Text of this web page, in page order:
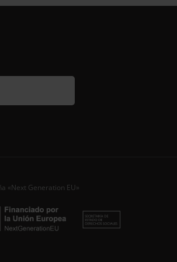
Si quieres recibir nuestra newsletter
información, no dejes de completar
Al instante, te daremos de alta en
datos y podrás estar al tanto de todas
Correo electrónico *
«Next Generation EU»